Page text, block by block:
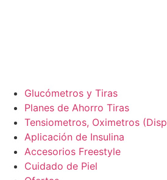
Glucómetros y Tiras
Planes de Ahorro Tiras
Tensiometros, Oximetros
Aplicación de Insulina
Accesorios Freestyle
Cuidado de Piel